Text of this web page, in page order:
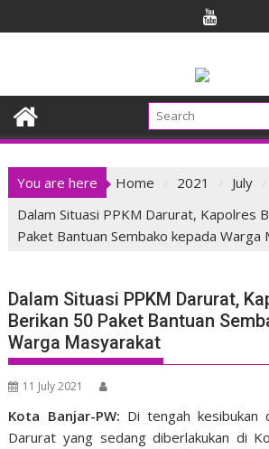
to
You are here Home 2021 July
Dalam Situasi PPKM Darurat, Kapolres
Paket Bantuan Sembako kepada Warga
Dalam Situasi PPKM Darurat,
Berikan 50 Paket Bantuan
Warga Masyarakat
11 July 2021
Kota Banjar-PW: Di tengah kesibukan
Darurat yang sedang diberlakukan di